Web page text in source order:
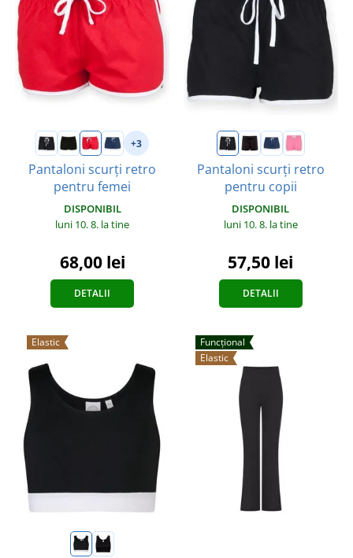
+3
Pantaloni scurți retro
pentru femei
DISPONIBIL
luni 10. 8. la tine
68,00 lei
DETALII
Pantaloni scurți retro
pentru copii
DISPONIBIL
luni 10. 8. la tine
57,50 lei
DETALII
Elastic
Funcțional
Elastic